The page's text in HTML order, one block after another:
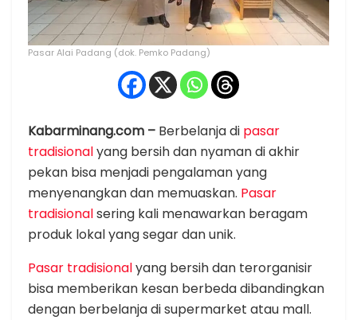
Pasar Alai Padang (dok. Pemko Padang)
Kabarminang.com – Berbelanja di pasar
tradisionalyang bersih dan nyaman di akhir
pekan bisa menjadi pengalaman yang
menyenangkan dan memuaskan. Pasar
tradisionalsering kali menawarkan beragam
produk lokal yang segar dan unik.
Pasar tradisionalyang bersih dan terorganisir
bisa memberikan kesan berbeda dibandingkan
dengan berbelanja di supermarket atau mall.